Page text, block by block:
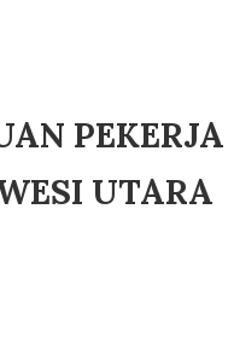
PEKERJA
UTARA